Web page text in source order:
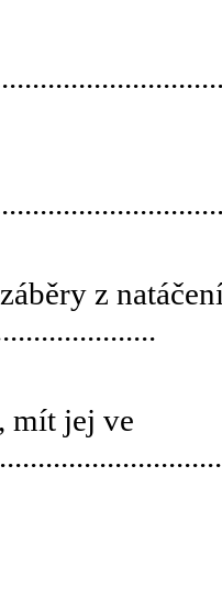
z
mít jej ve